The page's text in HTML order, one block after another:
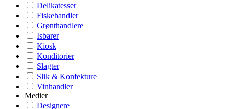
Delikatesser
Fiskehandler
Grønthandlere
Isbarer
Kiosk
Konditorier
Slagter
Slik & Konfekture
Vinhandler
Medier
Designere